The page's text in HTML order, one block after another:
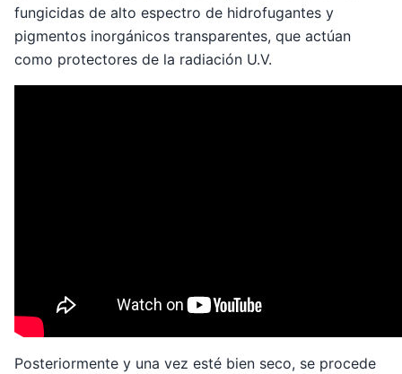
fungicidas de alto espectro de hidrofugantes y
pigmentos inorgánicos transparentes, que actúan
como protectores de la radiación U.V.
Posteriormente y una vez esté bien seco, se procede